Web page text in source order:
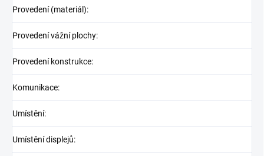
Provedení (materiál):
Provedení vážní plochy:
Provedení konstrukce:
Komunikace:
Umístění:
Umístění displejů: